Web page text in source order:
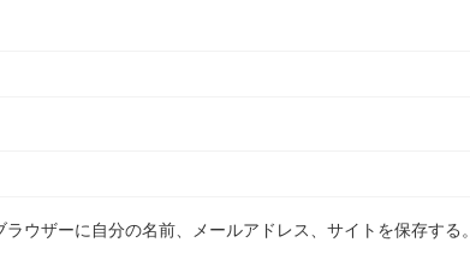
ウザーに自分の名前、メールアドレス、サイトを保存する。